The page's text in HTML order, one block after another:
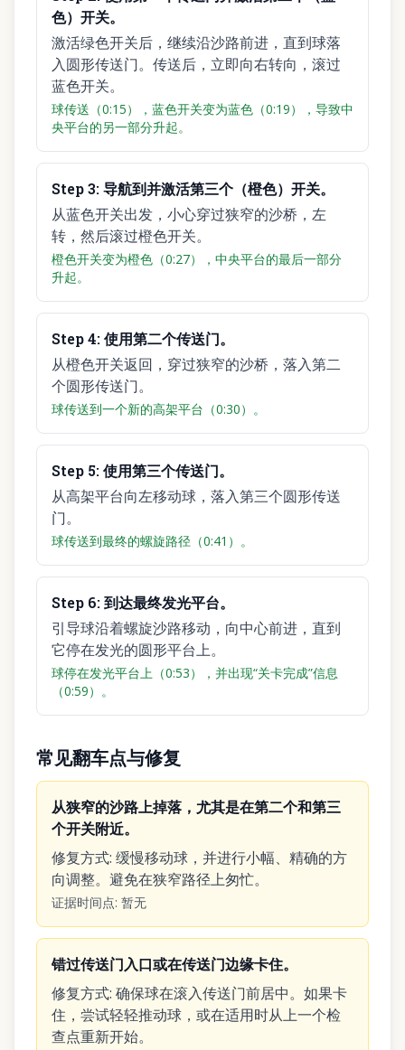
色）开关。
激活绿色开关后，继续沿沙路前进，直到球落
入圆形传送门。传送后，立即向右转向，滚过
蓝色开关。
球传送（0:15），蓝色开关变为蓝色（0:19），导致中
央平台的另一部分升起。
Step3:导航到并激活第三个（橙色）开关。
从蓝色开关出发，小心穿过狭窄的沙桥，左
转，然后滚过橙色开关。
橙色开关变为橙色（0:27），中央平台的最后一部分
升起。
Step4:使用第二个传送门。
从橙色开关返回，穿过狭窄的沙桥，落入第二
个圆形传送门。
球传送到一个新的高架平台（0:30）。
Step 5:使用第三个传送门。
从高架平台向左移动球，落入第三个圆形传送
门。
球传送到最终的螺旋路径（0:41）。
Step 6:到达最终发光平台。
引导球沿着螺旋沙路移动，向中心前进，直到
它停在发光的圆形平台上。
球停在发光平台上（0:53），并出现“关卡完成”信息
（0:59）。
常见翻车点与修复
从狭窄的沙路上掉落，尤其是在第二个和第三
个开关附近。
修复方式: 缓慢移动球，并进行小幅、精确的方
向调整。避免在狭窄路径上匆忙。
证据时间点: 暂无
错过传送门入口或在传送门边缘卡住。
修复方式: 确保球在滚入传送门前居中。如果卡
住，尝试轻轻推动球，或在适用时从上一个检
查点重新开始。